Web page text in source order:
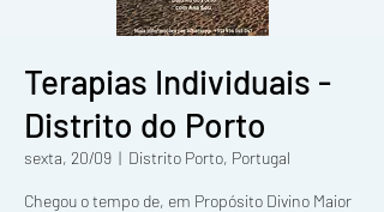
Terapias Individuais -
Distrito do Porto
sexta, 20/09
  |
Distrito Porto, Portugal
Chegou o tempo de, em Propósito Divino Maior